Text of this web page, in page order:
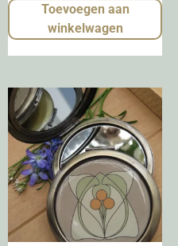
Toevoegen aan
winkelwagen